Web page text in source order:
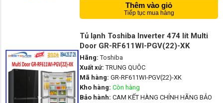
Thêm vào giỏ
Tiếp tục mua hàng
Tủ lạnh Toshiba Inverter 474 lít Multi
Door GR-RF611WI-PGV(22)-XK
Hãng: Toshiba
Xuất xứ: TRUNG QUÔC
Mã hàng: GR-RF611WI-PGV(22)-XK
Kho hàng: Còn hàng
Bảo hành: CAM KẾT HÀNG CHÍNH HÃNG BẢO